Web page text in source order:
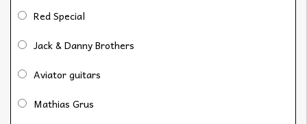
Red Special
Jack & Danny Brothers
Aviator guitars
Mathias Grus